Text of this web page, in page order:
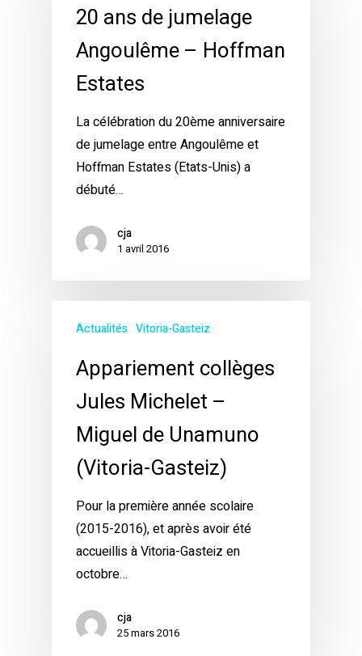
20 ans de jumelage
Angoulême – Hoffman
Estates
La célébration du 20ème anniversaire
de jumelage entre Angoulême et
Hoffman Estates (Etats-Unis) a
débuté…
cja
1 avril 2016
Actualités Vitoria-Gasteiz
Appariement collèges
Jules Michelet –
Miguel de Unamuno
(Vitoria-Gasteiz)
Pour la première année scolaire
(2015-2016), et après avoir été
accueillis à Vitoria-Gasteiz en
octobre…
cja
25 mars 2016